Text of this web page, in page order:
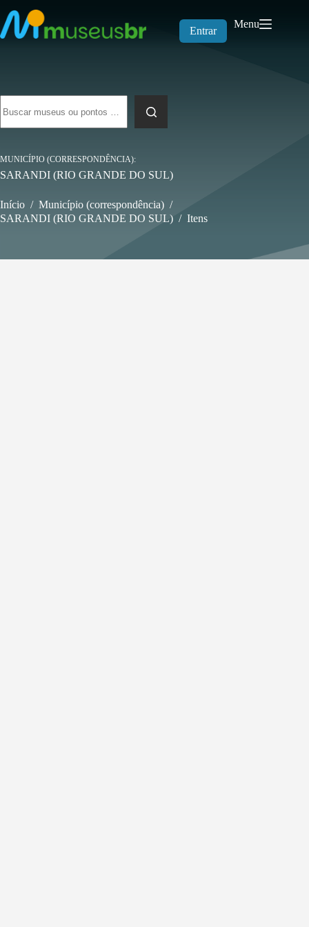
para
o
conteúdo
Entrar
Menu
resultados
MUNICÍPIO (CORRESPONDÊNCIA)
SARANDI (RIO GRANDE DO SUL)
Início / Município (correspondência) /
SARANDI (RIO GRANDE DO SUL) / Itens